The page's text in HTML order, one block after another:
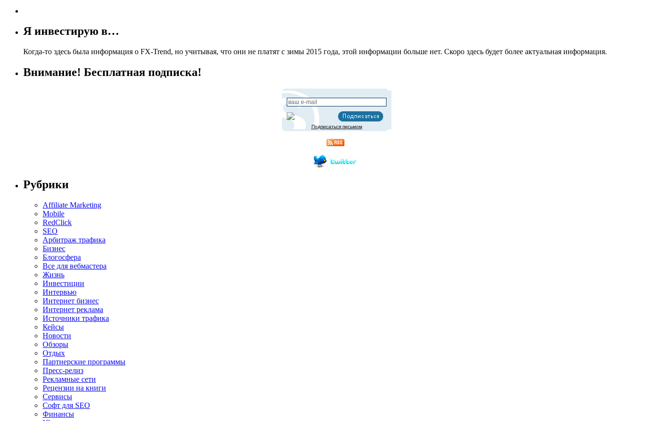
Я инвестирую в…
Когда-то здесь была информация о FX-Trend, но учитывая, что они не платят с зимы 2015 года, этой информации больше нет. Скоро здесь будет более актуальная информация.
Внимание! Бесплатная подписка!
Подписаться письмом
Рубрики
Affiliate Marketing
Mobile
RedClick
SEO
Арбитраж трафика
Бизнес
Блогосфера
Все для вебмастера
Жизнь
Инвестиции
Интервью
Интернет бизнес
Интернет реклама
Источники трафика
Кейсы
Новости
Обзоры
Отдых
Партнерские программы
Пресс-релиз
Рекламные сети
Рецензии на книги
Сервисы
Софт для SEO
Финансы